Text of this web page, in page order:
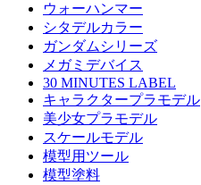
ウォーハンマー
シタデルカラー
ガンダムシリーズ
メガミデバイス
30 MINUTES LABEL
キャラクタープラモデル
美少女プラモデル
スケールモデル
模型用ツール
模型塗料